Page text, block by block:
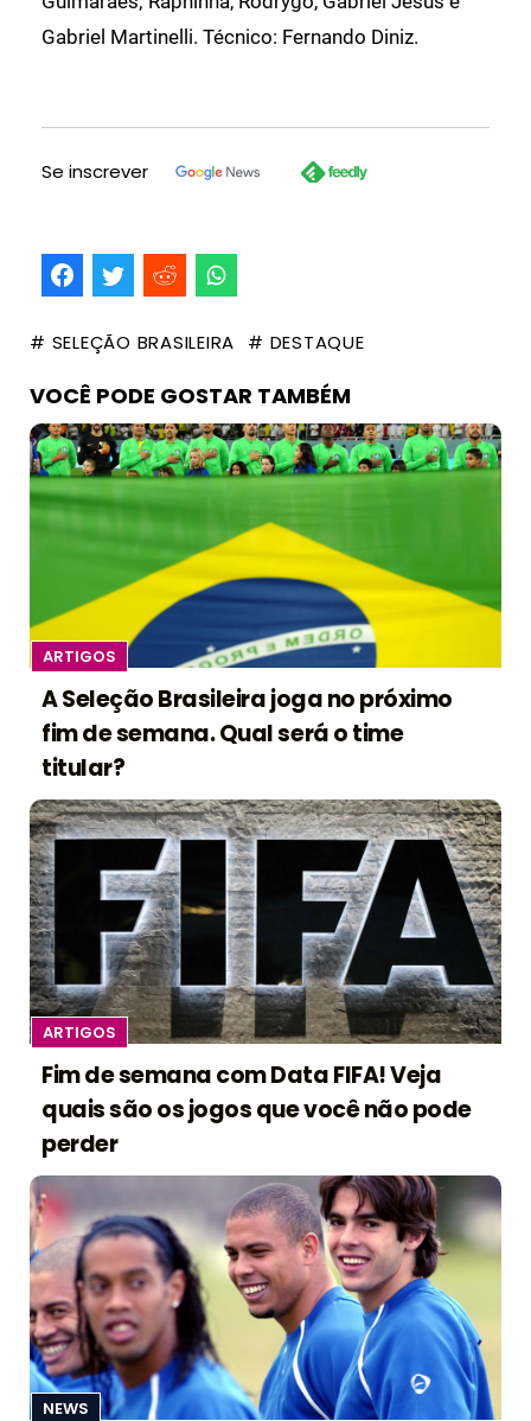
Gabriel Martinelli. Técnico: Fernando Diniz.
Se inscrever
# SELEÇÃO BRASILEIRA # DESTAQUE
VOCÊ PODE GOSTAR TAMBÉM
ARTIGOS
A Seleção Brasileira joga no próximo
fim de semana. Qual será o time
titular?
ARTIGOS
Fim de semana com Data FIFA! Veja
quais são os jogos que você não pode
perder
NEWS